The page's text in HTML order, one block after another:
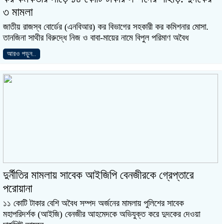
৩ মামলা
জাতীয় রাজস্ব বোর্ডের (এনবিআর) কর বিভাগের সহকারী কর কমিশনার মোসা.
তানজিনা সাথীর বিরুদ্ধে নিজ ও বাবা-মায়ের নামে বিপুল পরিমাণ অবৈধ
আরও পড়ুন..
দুর্নীতির মামলায় সাবেক আইজিপি বেনজীরকে গ্রেপ্তারে
পরোয়ানা
১১ কোটি টাকার বেশি অবৈধ সম্পদ অর্জনের মামলায় পুলিশের সাবেক
মহাপরিদর্শক (আইজি) বেনজীর আহমেদকে অভিযুক্ত করে দুদকের দেওয়া